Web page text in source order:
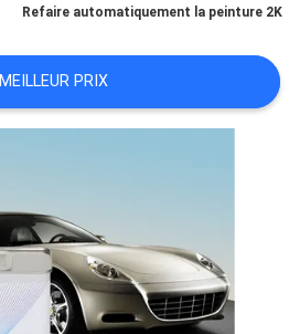
Refaire automatiquement la peinture 2K
MEILLEUR PRIX